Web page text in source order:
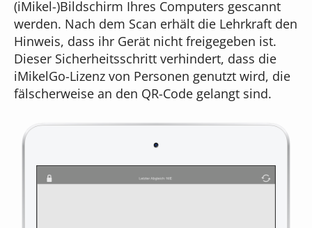
(iMikel-)Bildschirm Ihres Computers gescannt
werden. Nach dem Scan erhält die Lehrkraft den
Hinweis, dass ihr Gerät nicht freigegeben ist.
Dieser Sicherheitsschritt verhindert, dass die
iMikelGo-Lizenz von Personen genutzt wird, die
fälscherweise an den QR-Code gelangt sind.